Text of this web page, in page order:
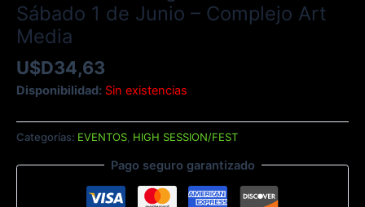
Sábado 1 de Junio – Complejo Art
Media
U$D34,63
Disponibilidad: Sin existencias
Categorías: EVENTOS, HIGH SESSION/FEST
Pago seguro garantizado